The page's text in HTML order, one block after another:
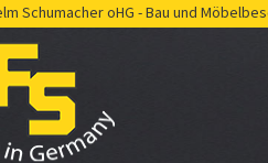
Schumacher oHG - Bau und